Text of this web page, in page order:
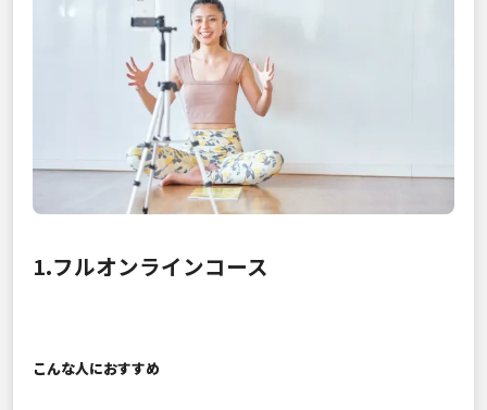
1.フルオンラインコース
こんな人におすすめ